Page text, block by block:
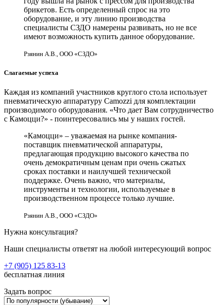
брикетов. Есть определенный спрос на это
оборудование, и эту линию производства
специалисты СЗДО намерены развивать, но не все
имеют возможность купить данное оборудование.
Рзянин А.В., ООО «СЗДО»
Слагаемые успеха
Каждая из компаний участников круглого стола использует
пневматическую аппаратуру Camozzi для комплектации
производимого оборудования. «Что дает Вам сотрудничество
с Камоцци?» - поинтересовались мы у наших гостей.
«Камоцци» – уважаемая на рынке компания-
поставщик пневматической аппаратуры,
предлагающая продукцию высокого качества по
очень демократичным ценам при очень сжатых
сроках поставки и наилучшей технической
поддержке. Очень важно, что материалы,
инструменты и технологии, используемые в
производственном процессе только лучшие.
Рзянин А.В., ООО «СЗДО»
Нужна консультация?
Наши специалисты ответят на любой интересующий вопрос
+7 (905) 125 83-13
бесплатная линия
Задать вопрос